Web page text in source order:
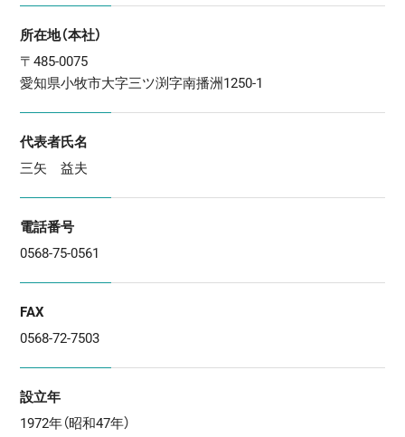
所在地（本社）
〒485-0075
愛知県小牧市大字三ツ渕字南播洲1250-1
代表者氏名
三矢 益夫
電話番号
0568-75-0561
FAX
0568-72-7503
設立年
1972年（昭和47年）